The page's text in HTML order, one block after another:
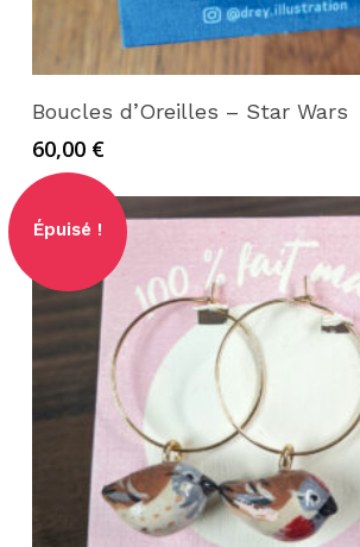
Boucles d’Oreilles – Star Wars
60,00 €